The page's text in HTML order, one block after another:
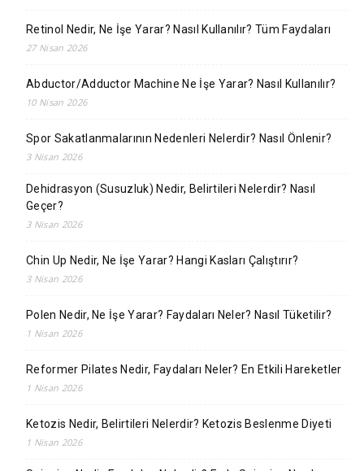
Retinol Nedir, Ne İşe Yarar? Nasıl Kullanılır? Tüm Faydaları
27 Nisan 2026
Abductor/Adductor Machine Ne İşe Yarar? Nasıl Kullanılır?
10 Nisan 2026
Spor Sakatlanmalarının Nedenleri Nelerdir? Nasıl Önlenir?
3 Nisan 2026
Dehidrasyon (Susuzluk) Nedir, Belirtileri Nelerdir? Nasıl
Geçer?
3 Nisan 2026
Chin Up Nedir, Ne İşe Yarar? Hangi Kasları Çalıştırır?
3 Nisan 2026
Polen Nedir, Ne İşe Yarar? Faydaları Neler? Nasıl Tüketilir?
1 Nisan 2026
Reformer Pilates Nedir, Faydaları Neler? En Etkili Hareketler
1 Nisan 2026
Ketozis Nedir, Belirtileri Nelerdir? Ketozis Beslenme Diyeti
1 Nisan 2026